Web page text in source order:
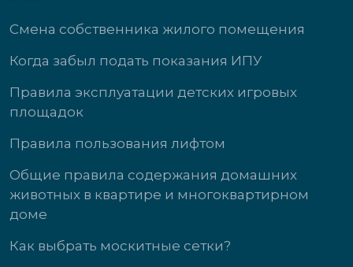
Смена собственника жилого помещения
Когда забыл подать показания ИПУ
Правила эксплуатации детских игровых
площадок
Правила пользования лифтом
Общие правила содержания домашних
животных в квартире и многоквартирном
доме
Как выбрать москитные сетки?